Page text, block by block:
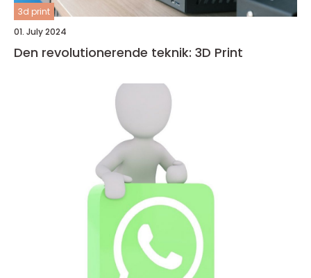
3d print
01. July 2024
Den revolutionerende teknik: 3D Print